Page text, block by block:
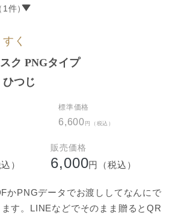
く
1件）
ク PNGタイプ
ひつじ
標準価格
6,600 円（税込）
）
販売価格
6,000円（税込）
かPNGデータでお渡ししてなんにで
す。LINEなどでそのまま贈るとQR